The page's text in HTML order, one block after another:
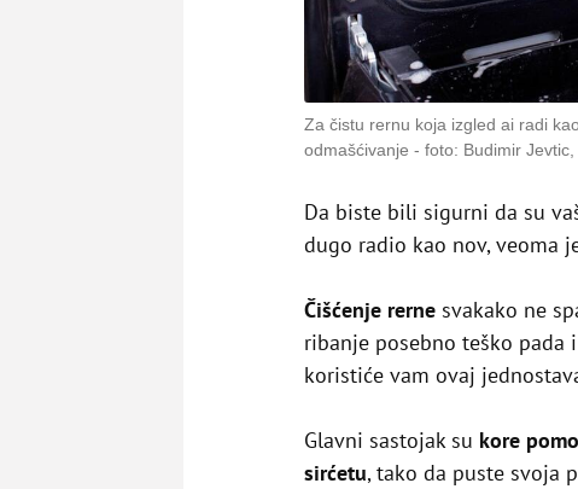
Za čistu rernu koja izgled ai radi
odmašćivanje
foto: Budimir
Da biste bili sigurni da su
dugo radio kao nov, veoma
Čišćenje rerne svakako ne
ribanje posebno teško pada
koristiće vam ovaj
Glavni sastojak su kore
sirćetu, tako da puste svoja